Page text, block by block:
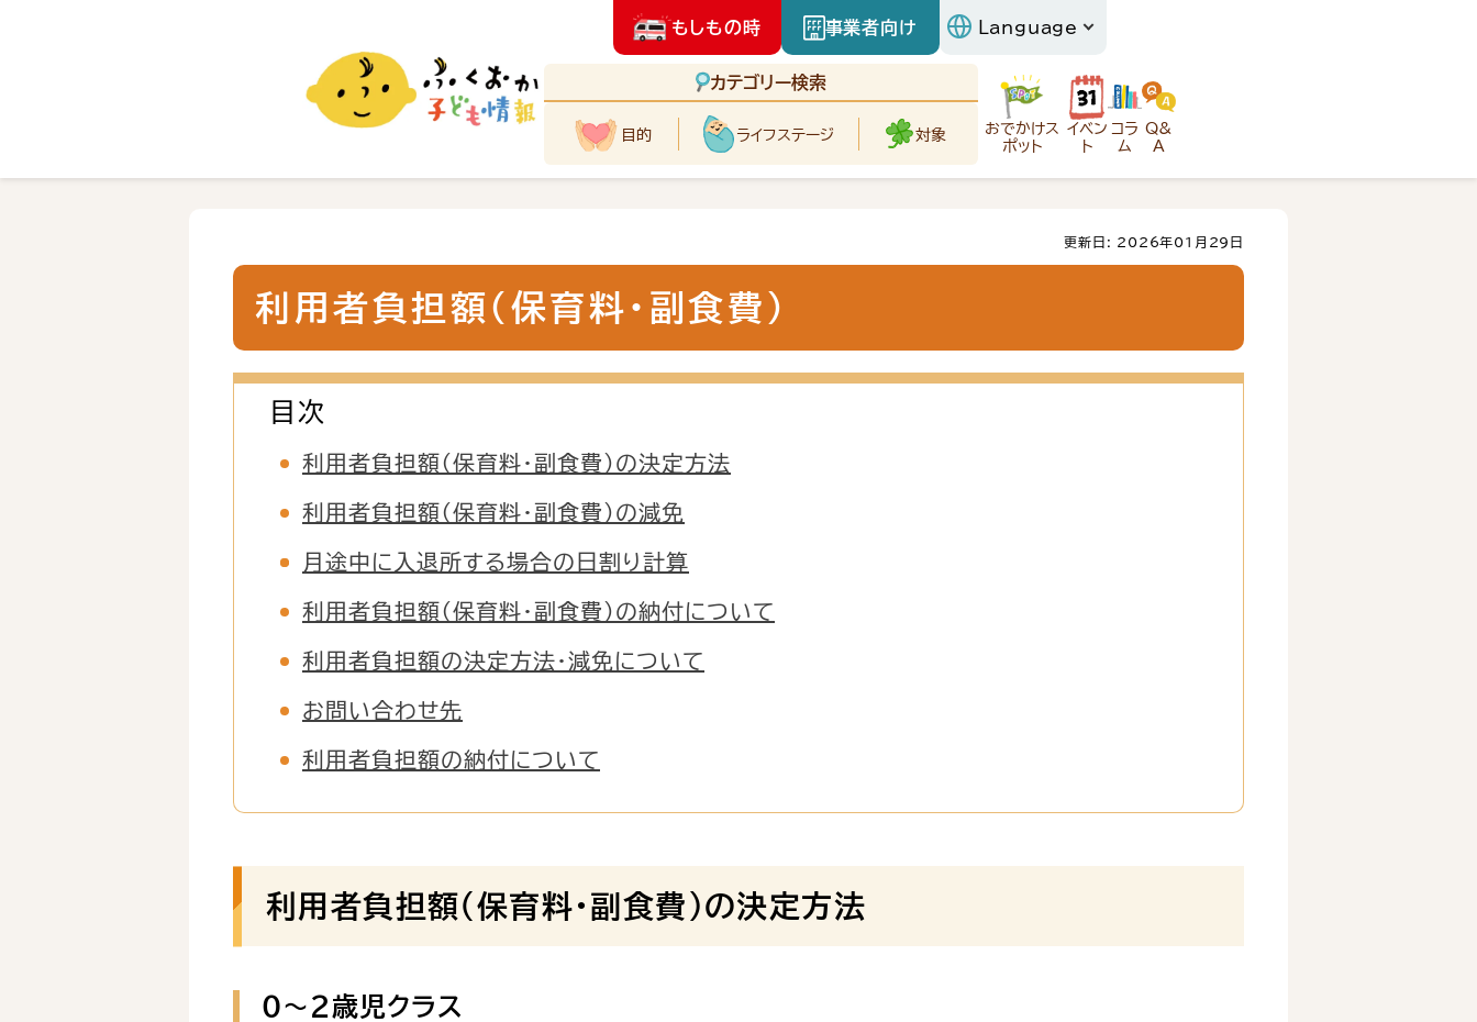
もしもの時 事業者向け
カテゴリー検索
目的 ライフステージ 対象
おでかけス
ポット
イベン
ト
コラ
ム
Q&
A
更新日: 2026年01月29日
利用者負担額（保育料・副食費）
目次
利用者負担額（保育料・副食費）の決定方法
利用者負担額（保育料・副食費）の減免
月途中に入退所する場合の日割り計算
利用者負担額（保育料・副食費）の納付について
利用者負担額の決定方法・減免について
お問い合わせ先
利用者負担額の納付について
利用者負担額（保育料・副食費）の決定方法
０～２歳児クラス